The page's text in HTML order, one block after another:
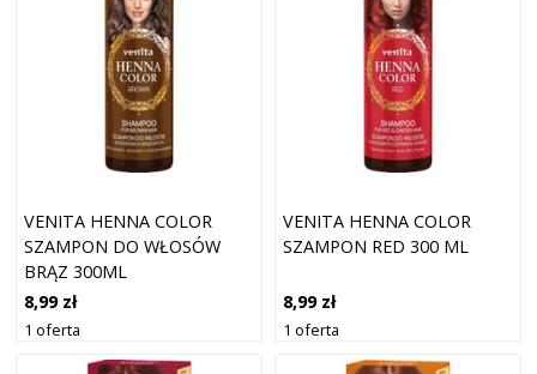
VENITA HENNA COLOR
SZAMPON DO WŁOSÓW
BRĄZ 300ML
8,99 zł
1 oferta
VENITA HENNA COLOR
SZAMPON RED 300 ML
8,99 zł
1 oferta